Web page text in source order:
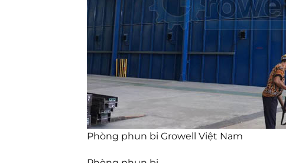
Phòng phun bi Growell Việt Nam